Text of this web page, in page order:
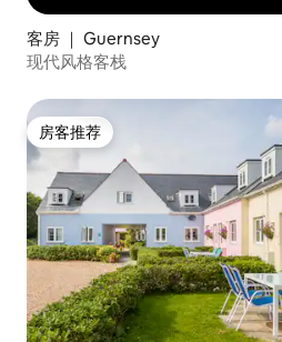
客房 ｜ Guernsey
现代风格客栈
房客推荐
房客推荐